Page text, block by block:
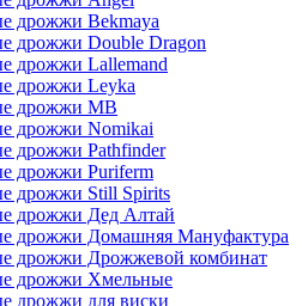
дрожжи Bekmaya
дрожжи Double Dragon
дрожжи Lallemand
дрожжи Leyka
дрожжи MB
дрожжи Nomikai
дрожжи Pathfinder
дрожжи Puriferm
дрожжи Still Spirits
дрожжи Дед Алтай
дрожжи Домашняя Мануфактура
дрожжи Дрожжевой комбинат
дрожжи Хмельные
дрожжи для виски